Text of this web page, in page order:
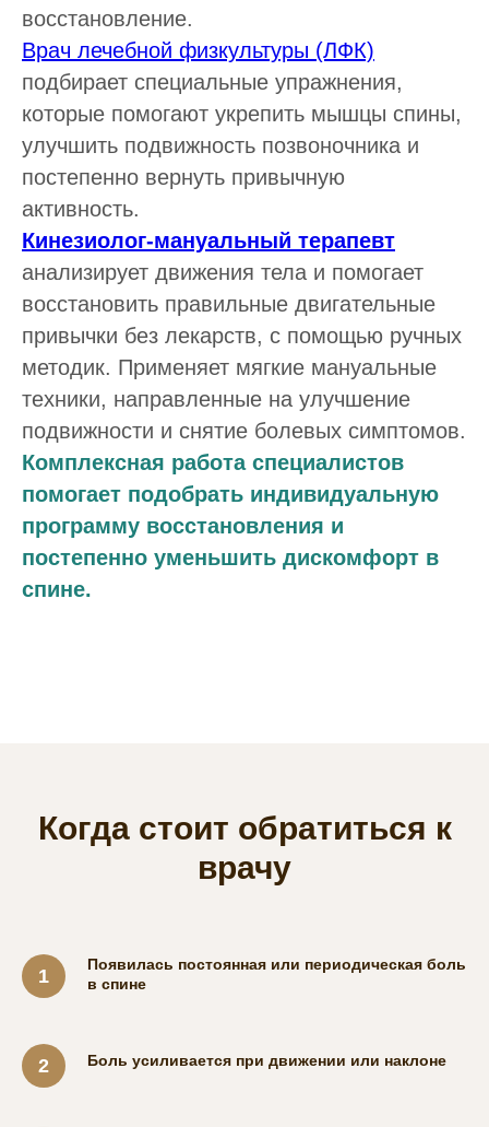
восстановление.
Врач лечебной физкультуры (ЛФК)
подбирает специальные упражнения,
которые помогают укрепить мышцы спины,
улучшить подвижность позвоночника и
постепенно вернуть привычную
активность.
Кинезиолог-мануальный терапевт
анализирует движения тела и помогает
восстановить правильные двигательные
привычки без лекарств, с помощью ручных
методик. Применяет мягкие мануальные
техники, направленные на улучшение
подвижности и снятие болевых симптомов.
Комплексная работа специалистов
помогает подобрать индивидуальную
программу восстановления и
постепенно уменьшить дискомфорт в
спине.
Когда стоит обратиться к
врачу
Появилась постоянная или периодическая боль
в спине
Боль усиливается при движении или наклоне